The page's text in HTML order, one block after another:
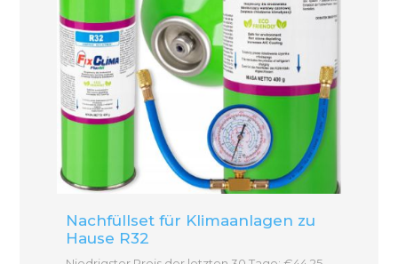
Nachfüllset für Klimaanlagen zu
Hause R32